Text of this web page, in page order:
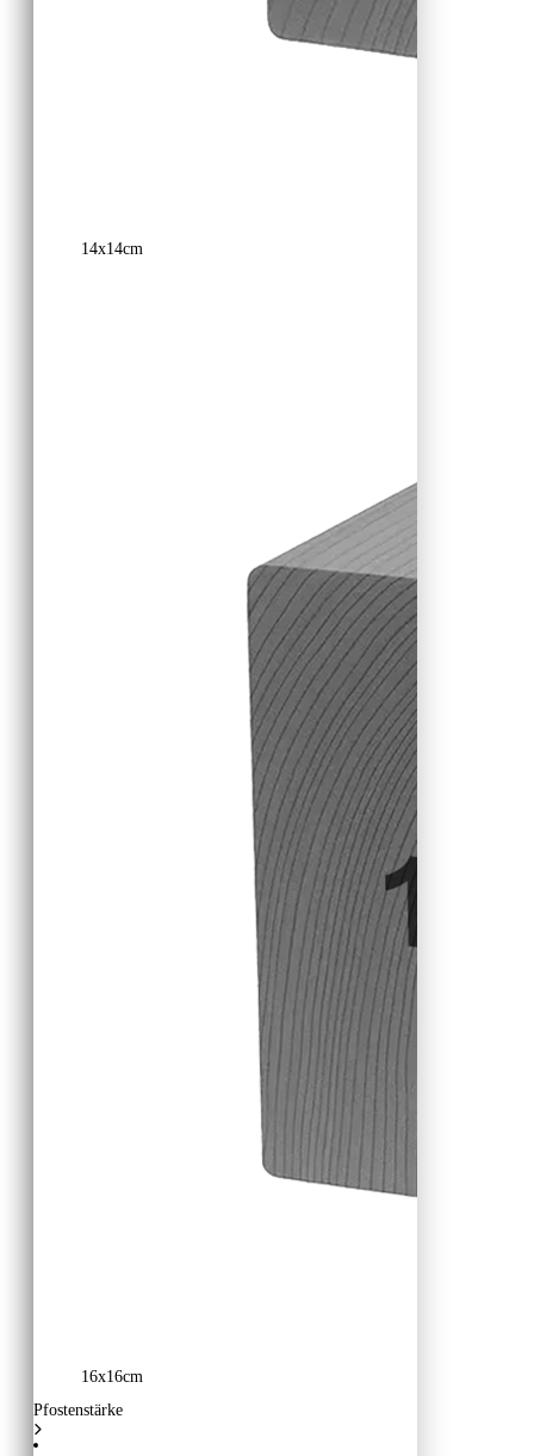
14x14cm
16x16cm
Pfostenstärke